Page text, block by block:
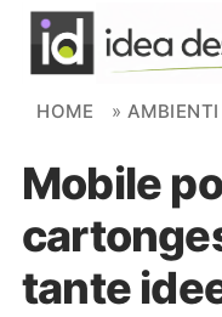
Skip to content
NOVITÀ
AMBIENTI
FAI DA TE
HOME » AMBIENTI
Mobile
tante